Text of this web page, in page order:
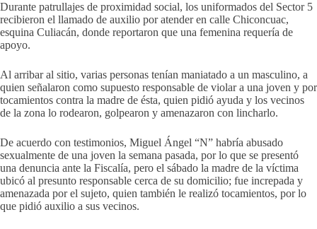
Durante patrullajes de proximidad social, los uniformados del Sector 5
recibieron el llamado de auxilio por atender en calle Chiconcuac,
esquina Culiacán, donde reportaron que una femenina requería de
apoyo.
Al arribar al sitio, varias personas tenían maniatado a un masculino, a
quien señalaron como supuesto responsable de violar a una joven y por
tocamientos contra la madre de ésta, quien pidió ayuda y los vecinos
de la zona lo rodearon, golpearon y amenazaron con lincharlo.
De acuerdo con testimonios, Miguel Ángel “N” habría abusado
sexualmente de una joven la semana pasada, por lo que se presentó
una denuncia ante la Fiscalía, pero el sábado la madre de la víctima
ubicó al presunto responsable cerca de su domicilio; fue increpada y
amenazada por el sujeto, quien también le realizó tocamientos, por lo
que pidió auxilio a sus vecinos.